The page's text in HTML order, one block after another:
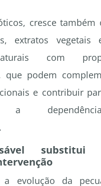
cresce também
extratos vegetais
com
que podem
e contribuir
a
substitui
evolução da